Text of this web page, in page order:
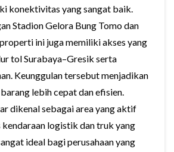
konektivitas yang sangat baik.
Stadion Gelora Bung Tomo dan
ini juga memiliki akses yang
tol Surabaya–Gresik serta
Keunggulan tersebut menjadikan
lebih cepat dan efisien.
dikenal sebagai area yang aktif
kendaraan logistik dan truk yang
ideal bagi perusahaan yang